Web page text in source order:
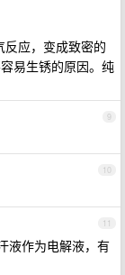
反应，变成致密的
易生锈的原因。纯
9
10
11
液作为电解液，有